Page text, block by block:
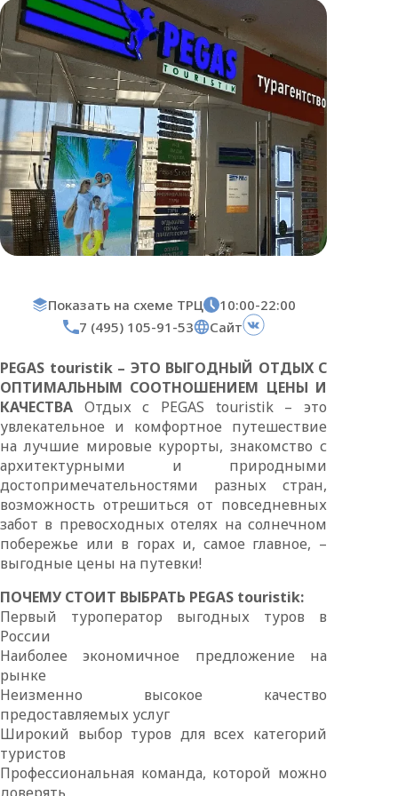
Показать на схеме ТРЦ
10:00-22:00
7 (495) 105-91-53
Сайт
PEGAS touristik – ЭТО ВЫГОДНЫЙ ОТДЫХ С
ОПТИМАЛЬНЫМ СООТНОШЕНИЕМ ЦЕНЫ И
КАЧЕСТВА Отдых с PEGAS touristik – это
увлекательное и комфортное путешествие
на лучшие мировые курорты, знакомство с
архитектурными и природными
достопримечательностями разных стран,
возможность отрешиться от повседневных
забот в превосходных отелях на солнечном
побережье или в горах и, самое главное, –
выгодные цены на путевки!
ПОЧЕМУ СТОИТ ВЫБРАТЬ PEGAS touristik:
Первый туроператор выгодных туров в
России
Наиболее экономичное предложение на
рынке
Неизменно высокое качество
предоставляемых услуг
Широкий выбор туров для всех категорий
туристов
Профессиональная команда, которой можно